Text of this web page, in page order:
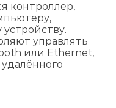
контроллер,
управлять
или Ethernet,